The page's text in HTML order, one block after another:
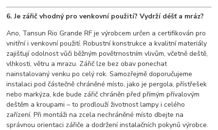
6. Je zářič vhodný pro venkovní použití? Vydrží déšť a mráz?
Ano, Tansun Rio Grande RF je výrobcem určen a certifikován pro
vnitřní i venkovní použití. Robustní konstrukce a kvalitní materiály
zajišťují odolnost vůči běžným povětrnostním vlivům, včetně deště,
vlhkosti, větru a mrazu. Zářič lze bez obav ponechat
nainstalovaný venku po celý rok. Samozřejmě doporučujeme
instalaci pod částečně chráněné místo, jako je pergola, přístřešek
nebo markýza, kde bude zářič chráněn před přímým přívalovým
deštěm a kroupami – to prodlouží životnost lampy i celého
zařízení. Při montáži na zcela nechráněné místo dbejte na
správnou orientaci zářiče a dodržení instalačních pokynů výrobce.